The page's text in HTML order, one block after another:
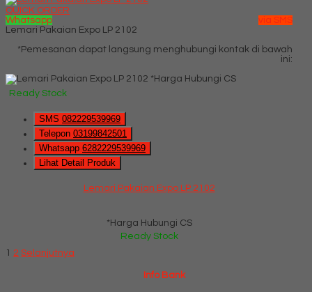
QUICK ORDER
Whatsapp
via SMS
Lemari Pakaian Expo LP 2102
*Pemesanan dapat langsung menghubungi kontak di bawah
ini:
*Harga Hubungi CS
Ready Stock
SMS 082229539969
Telepon 03199842501
Whatsapp 6282229539969
Lihat Detail Produk
Lemari Pakaian Expo LP 2102
*Harga Hubungi CS
Ready Stock
1 2 Selanjutnya
Info Bank